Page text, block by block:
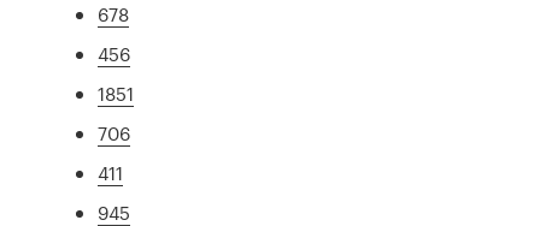
678
456
1851
706
411
945